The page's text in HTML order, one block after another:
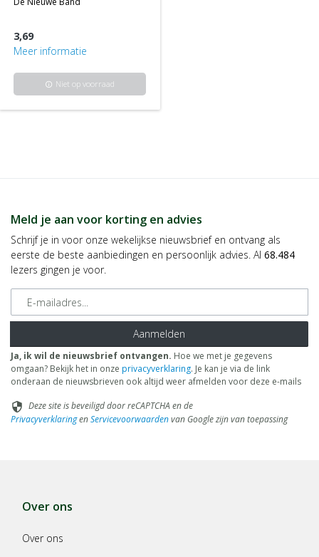
3,69
Meer informatie
info Niet op voorraad
Meld je aan voor korting en advies
Schrijf je in voor onze wekelijkse nieuwsbrief en ontvang als
eerste de beste aanbiedingen en persoonlijk advies. Al 68.484
lezers gingen je voor.
E-mailadres
Aanmelden
Ja, ik wil de nieuwsbrief ontvangen. Hoe we met je gegevens
omgaan? Bekijk het in onze privacyverklaring. Je kan je via de link
onderaan de nieuwsbrieven ook altijd weer afmelden voor deze e-mails
security Deze site is beveiligd door reCAPTCHA en de
PrivacyverklaringenServicevoorwaardenvan Google zijn van toepassing
Over ons
Over ons